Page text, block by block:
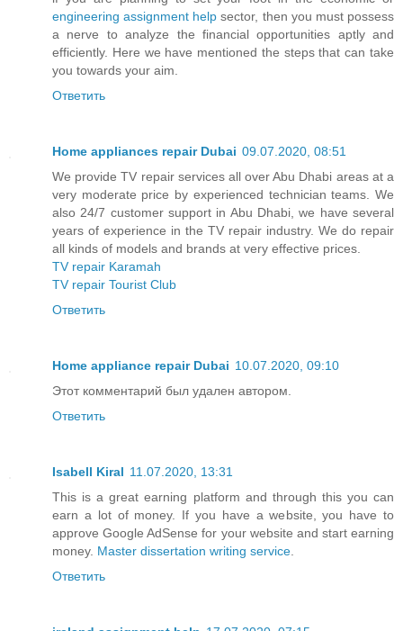
engineering assignment help sector, then you must possess
a nerve to analyze the financial opportunities aptly and
efficiently. Here we have mentioned the steps that can take
you towards your aim.
Ответить
Home appliances repair Dubai 09.07.2020, 08:51
We provide TV repair services all over Abu Dhabi areas at a
very moderate price by experienced technician teams. We
also 24/7 customer support in Abu Dhabi, we have several
years of experience in the TV repair industry. We do repair
all kinds of models and brands at very effective prices.
TV repair Karamah
TV repair Tourist Club
Ответить
Home appliance repair Dubai 10.07.2020, 09:10
Этот комментарий был удален автором.
Ответить
Isabell Kiral 11.07.2020, 13:31
This is a great earning platform and through this you can
earn a lot of money. If you have a website, you have to
approve Google AdSense for your website and start earning
money. Master dissertation writing service
Ответить